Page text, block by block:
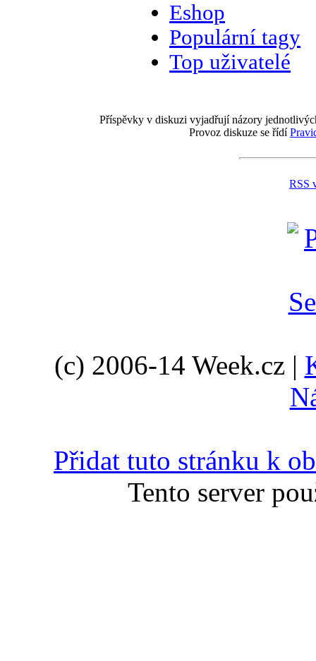
Eshop
Populární tagy
Top uživatelé
Příspěvky v diskuzi vyjadřují názory
Provoz diskuze se řídí
RSS
(c) 2006-14 Week.cz |
Přidat tuto stránku k
Tento server